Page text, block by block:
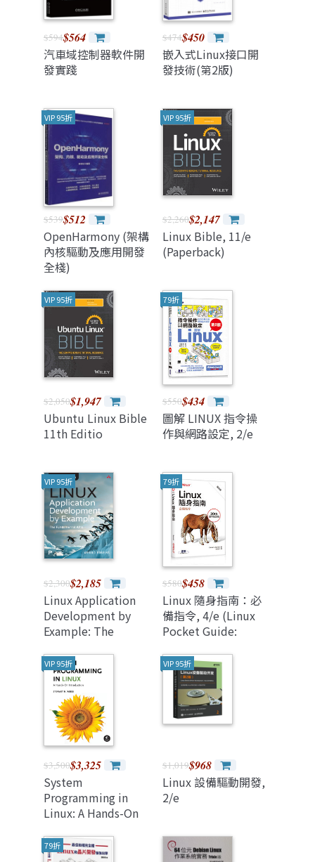
SCA exam
(Paperback)
$594$564
汽車域控制器軟件開
發實踐
$474$450
嵌入式Linux接口開
發技術(第2版)
VIP 95折
$539$512
OpenHarmony (架構
內核驅動及應用開發
全棧)
VIP 95折
$2,260$2,147
Linux Bible, 11/e
(Paperback)
VIP 95折
$2,050$1,947
Ubuntu Linux Bible
11th Editio
79折
$550$434
圖解 LINUX 指令操
作與網路設定, 2/e
VIP 95折
$2,300$2,185
Linux Application
Development by
Example: The
2/e
79折
$580$458
Linux 隨身指南：必
備指令, 4/e (Linux
Pocket Guide:
Commands, 4/e)
VIP 95折
$3,500$3,325
System
Programming in
Linux: A Hands-On
(Hardcover)
VIP 95折
$1,019$968
Linux 設備驅動開發,
2/e
79折